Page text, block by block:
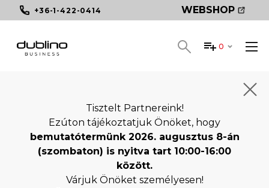
+36-1-422-0414 WEBSHOP
0
Tisztelt Partnereink!
Ezúton tájékoztatjuk Önöket, hogy
bemutatótermünk 2026. augusztus 8-án
(szombaton) is nyitva tart 10:00-16:00
között.
Várjuk Önöket személyesen!